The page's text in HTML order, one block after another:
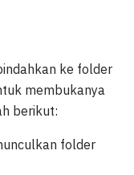
ke folder
membukanya
berikut:
folder